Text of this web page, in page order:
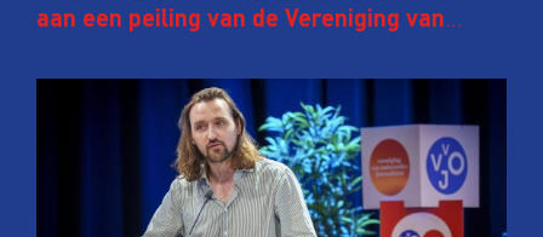
aan een peiling van de Vereniging van
afgelopen twee jaar te maken met
juridische dreiging of een juridische
procedure rond het eigen werk. Dat kost
journalisten tijd, ook ervaren zij stress en
soms worden publicaties aangepast of